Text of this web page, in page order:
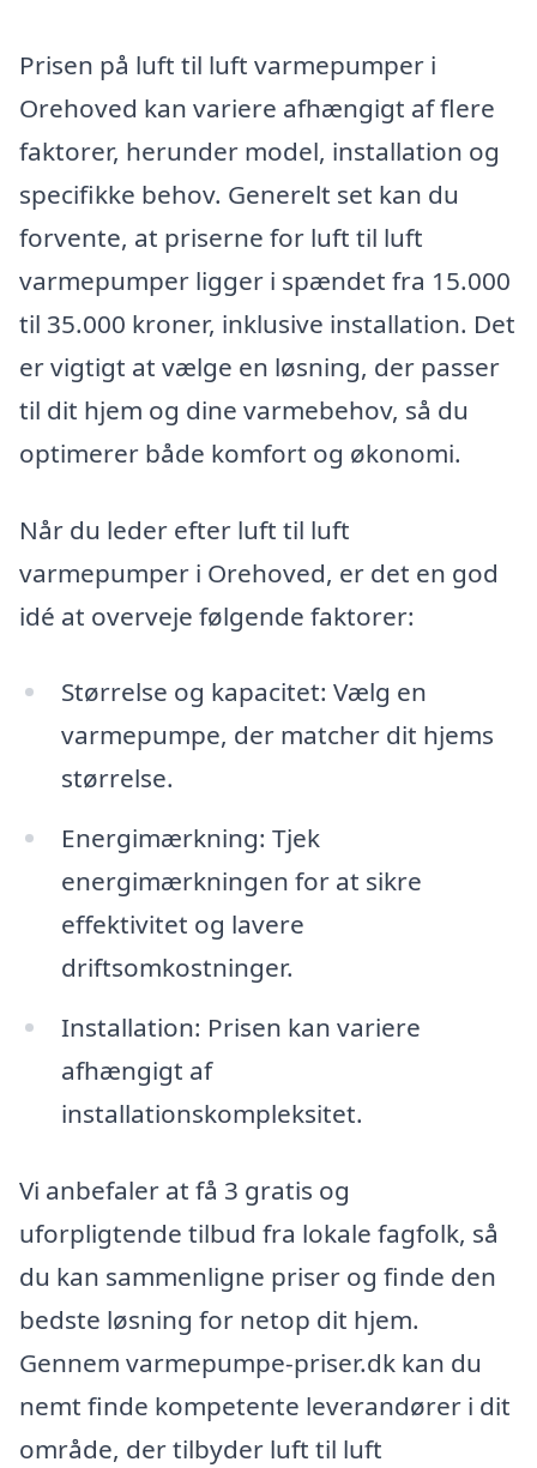
Prisen på luft til luft varmepumper i
Orehoved kan variere afhængigt af flere
faktorer, herunder model, installation og
specifikke behov. Generelt set kan du
forvente, at priserne for luft til luft
varmepumper ligger i spændet fra 15.000
til 35.000 kroner, inklusive installation. Det
er vigtigt at vælge en løsning, der passer
til dit hjem og dine varmebehov, så du
optimerer både komfort og økonomi.
Når du leder efter luft til luft
varmepumper i Orehoved, er det en god
idé at overveje følgende faktorer:
Størrelse og kapacitet: Vælg en
varmepumpe, der matcher dit hjems
størrelse.
Energimærkning: Tjek
energimærkningen for at sikre
effektivitet og lavere
driftsomkostninger.
Installation: Prisen kan variere
afhængigt af
installationskompleksitet.
Vi anbefaler at få 3 gratis og
uforpligtende tilbud fra lokale fagfolk, så
du kan sammenligne priser og finde den
bedste løsning for netop dit hjem.
Gennem varmepumpe-priser.dk kan du
nemt finde kompetente leverandører i dit
område, der tilbyder luft til luft